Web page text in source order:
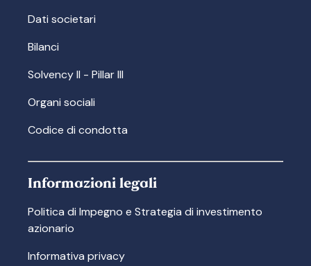
Dati societari
Bilanci
Solvency II - Pillar III
Organi sociali
Codice di condotta
Informazioni legali
Politica di Impegno e Strategia di investimento
azionario
Informativa privacy